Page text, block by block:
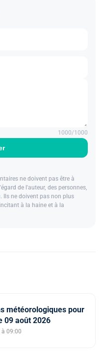
1000/1000
ne doivent pas être à
de l'auteur, des personnes,
Ils ne doivent pas non plus
à la haine et à la
météorologiques pour
09 août 2026
09:00